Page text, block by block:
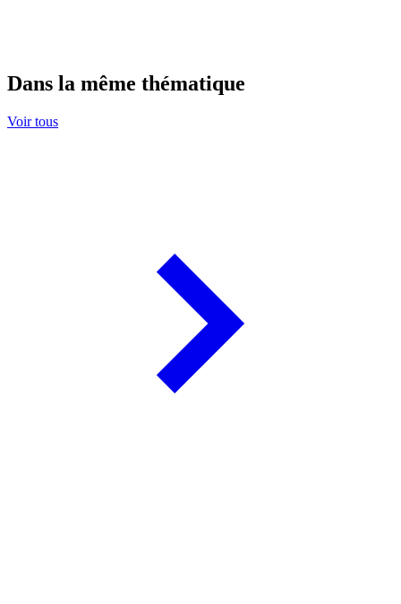
Dans la même thématique
Voir tous